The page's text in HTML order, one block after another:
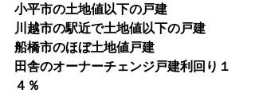
小平市の土地値以下の戸建
川越市の駅近で土地値以下の戸建
船橋市のほぼ土地値戸建
田舎のオーナーチェンジ戸建利回り１
４％